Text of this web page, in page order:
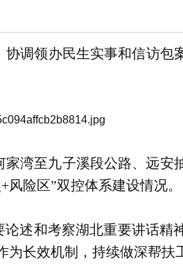
调领办民生实事和信访包
湾至九子溪段公路、远安
险区”双控体系建设情况。
述和考察湖北重要讲话精
长效机制，持续做深帮